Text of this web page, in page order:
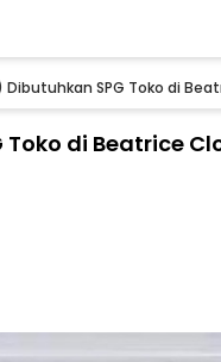
Dibutuhkan SPG Toko di
di Beatrice